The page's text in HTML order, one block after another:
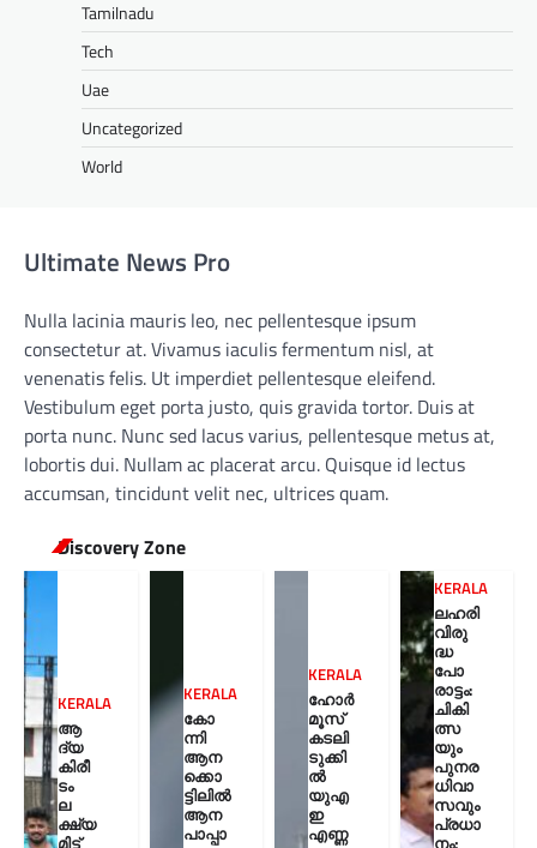
Tamilnadu
Tech
Uae
Uncategorized
World
Ultimate News Pro
Nulla lacinia mauris leo, nec pellentesque ipsum
consectetur at. Vivamus iaculis fermentum nisl, at
venenatis felis. Ut imperdiet pellentesque eleifend.
Vestibulum eget porta justo, quis gravida tortor. Duis at
porta nunc. Nunc sed lacus varius, pellentesque metus at,
lobortis dui. Nullam ac placerat arcu. Quisque id lectus
accumsan, tincidunt velit nec, ultrices quam.
Discovery Zone
KERALA
ആ
ദ്യ
കിരീ
ടം
ല
ക്ഷ്യ
മിട്ട്
KERALA
കോ
ന്നി
ആന
ക്കൊ
ട്ടിലിൽ
ആന
പാപ്പാ
KERALA
ഹോർ
മൂസ്
കടലി
ടുക്കി
ൽ
യുഎ
ഇ
എണ്ണ
KERALA
ലഹരി
വിരു
ദ്ധ
പോ
രാട്ടം:
ചികി
ത്സ
യും
പുനര
ധിവാ
സവും
പ്രധാ
നം;